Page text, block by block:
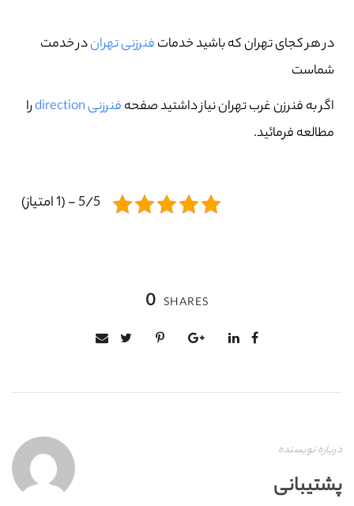
در هر کجای تهران که باشید خدماتفنرزنی تهراندر خدمت
شماست
اگر به فنرزن غرب تهران نیاز داشتید صفحهفنرزنی direction
را
مطالعه فرمائید.
5/5 - (1 امتیاز)
0 SHARES
درباره نویسنده
پشتیبانی